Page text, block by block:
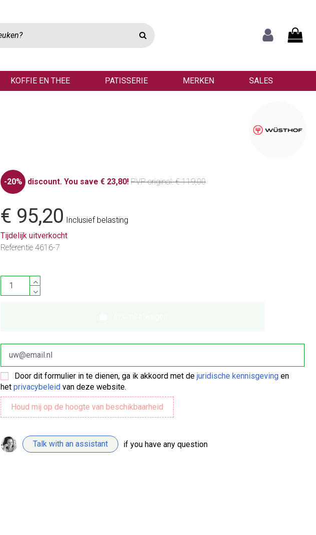
KOFFIE EN THEE PATISSERIE MERKEN SALES
-20% discount.You save € 23,80! PVPoriginal: € 119,00
€ 95,20 Inclusief belasting
Tijdelijk uitverkocht
Referentie 4616-7
Door dit formulier in te dienen, ga ik akkoord met dejuridische kennisgeving en
hetprivacybeleid van deze website.
Talk with an assistant if you have any question